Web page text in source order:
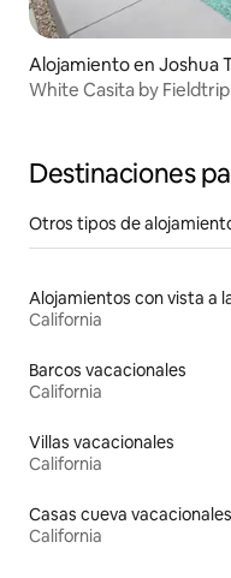
Alojamiento en Joshua
White Casita by
Destinaciones
Otros tipos de
California
Barcos vacacionales
California
Villas vacacionales
California
Casas cueva vacacionales
California